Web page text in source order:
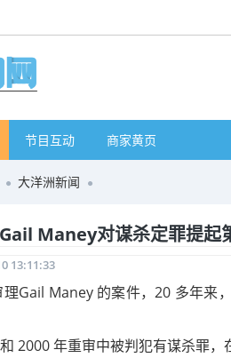
节目互动 商家黄页
大洋洲新闻
Maney对谋杀定罪提起
13:11:33
Gail Maney 的案件，20 多年来
2000 年重审中被判犯有谋杀罪，